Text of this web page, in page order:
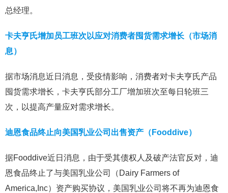
总经理。
卡夫亨氏增加员工班次以应对消费者囤货需求增长（市场消
息）
据市场消息近日消息，受疫情影响，消费者对卡夫亨氏产品
囤货需求增长，卡夫亨氏部分工厂增加班次至每日轮班三
次，以提高产量应对需求增长。
迪恩食品终止向美国乳业公司出售资产（Fooddive）
据Fooddive近日消息，由于受其债权人及破产法官反对，迪
恩食品终止了与美国乳业公司（Dairy Farmers of
America,Inc）资产购买协议，美国乳业公司将不再为迪恩食